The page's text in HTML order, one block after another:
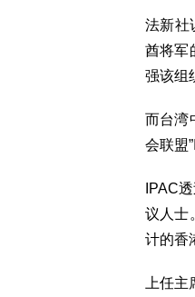
法新社
酋将军
强该组
而台湾
会联盟
IPAC
议人士
计的香
上任